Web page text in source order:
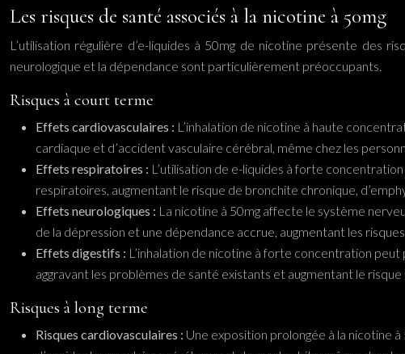
Les risques de santé associés à la nicotine à 50mg
L’utilisation régulière d’e-liquides à 50mg de nicotine présente des
neurologique et la dépendance sont particulièrement préoccupants.
Risques à court terme
Effets cardiovasculaires : L’inhalation de nicotine à haute
cardiaque et d’accident vasculaire cérébral, même chez les
Effets respiratoires : L’utilisation de e-liquides à forte
respiratoires, augmentant le risque de bronchite chronique,
Effets neurologiques : La nicotine à 50mg affecte le système
de la dépression et une dépendance accrue, augmentant les
Effets digestifs : L’inhalation de nicotine à forte concentration
aggravant les problèmes de santé existants et augmentant le
Risques à long terme
Risques cardiovasculaires : Une exposition prolongée à la nicotine